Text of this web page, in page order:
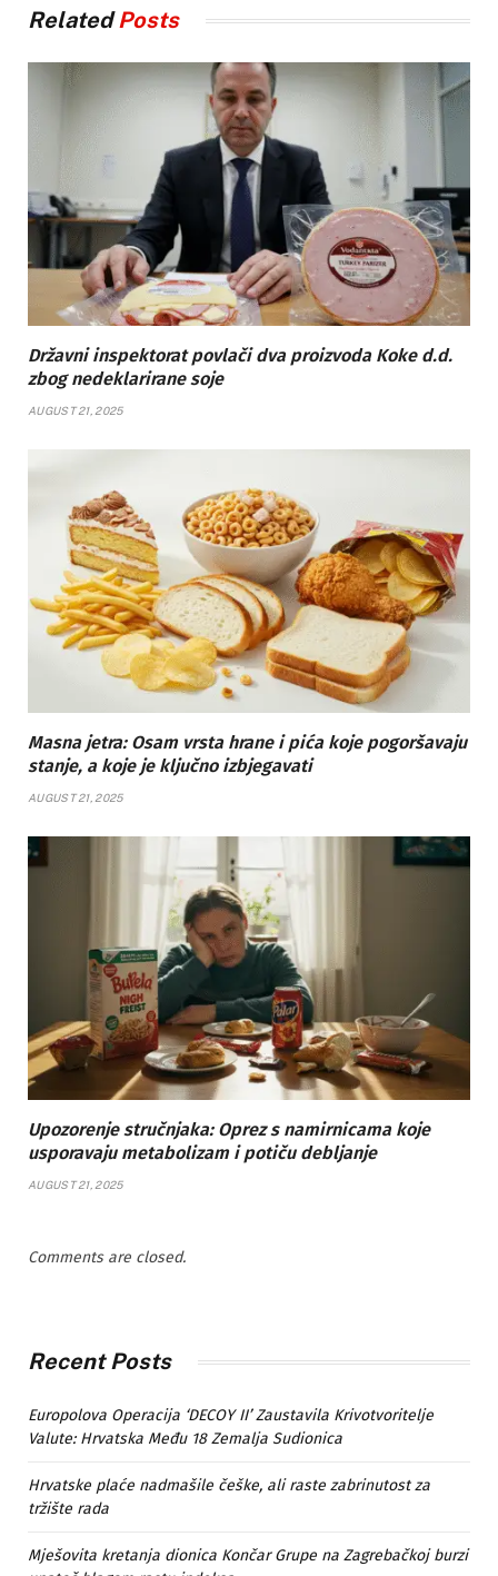
RelatedPosts
Državni inspektorat povlači dva proizvoda Koke d.d.
zbog nedeklarirane soje
AUGUST 21, 2025
Masna jetra: Osam vrsta hrane i pića koje pogoršavaju
stanje, a koje je ključno izbjegavati
AUGUST 21, 2025
Upozorenje stručnjaka: Oprez s namirnicama koje
usporavaju metabolizam i potiču debljanje
AUGUST 21, 2025
Comments are closed.
Recent Posts
Europolova Operacija ‘DECOY II’ Zaustavila Krivotvoritelje
Valute: Hrvatska Među 18 Zemalja Sudionica
Hrvatske plaće nadmašile češke, ali raste zabrinutost za
tržište rada
Mješovita kretanja dionica Končar Grupe na Zagrebačkoj burzi